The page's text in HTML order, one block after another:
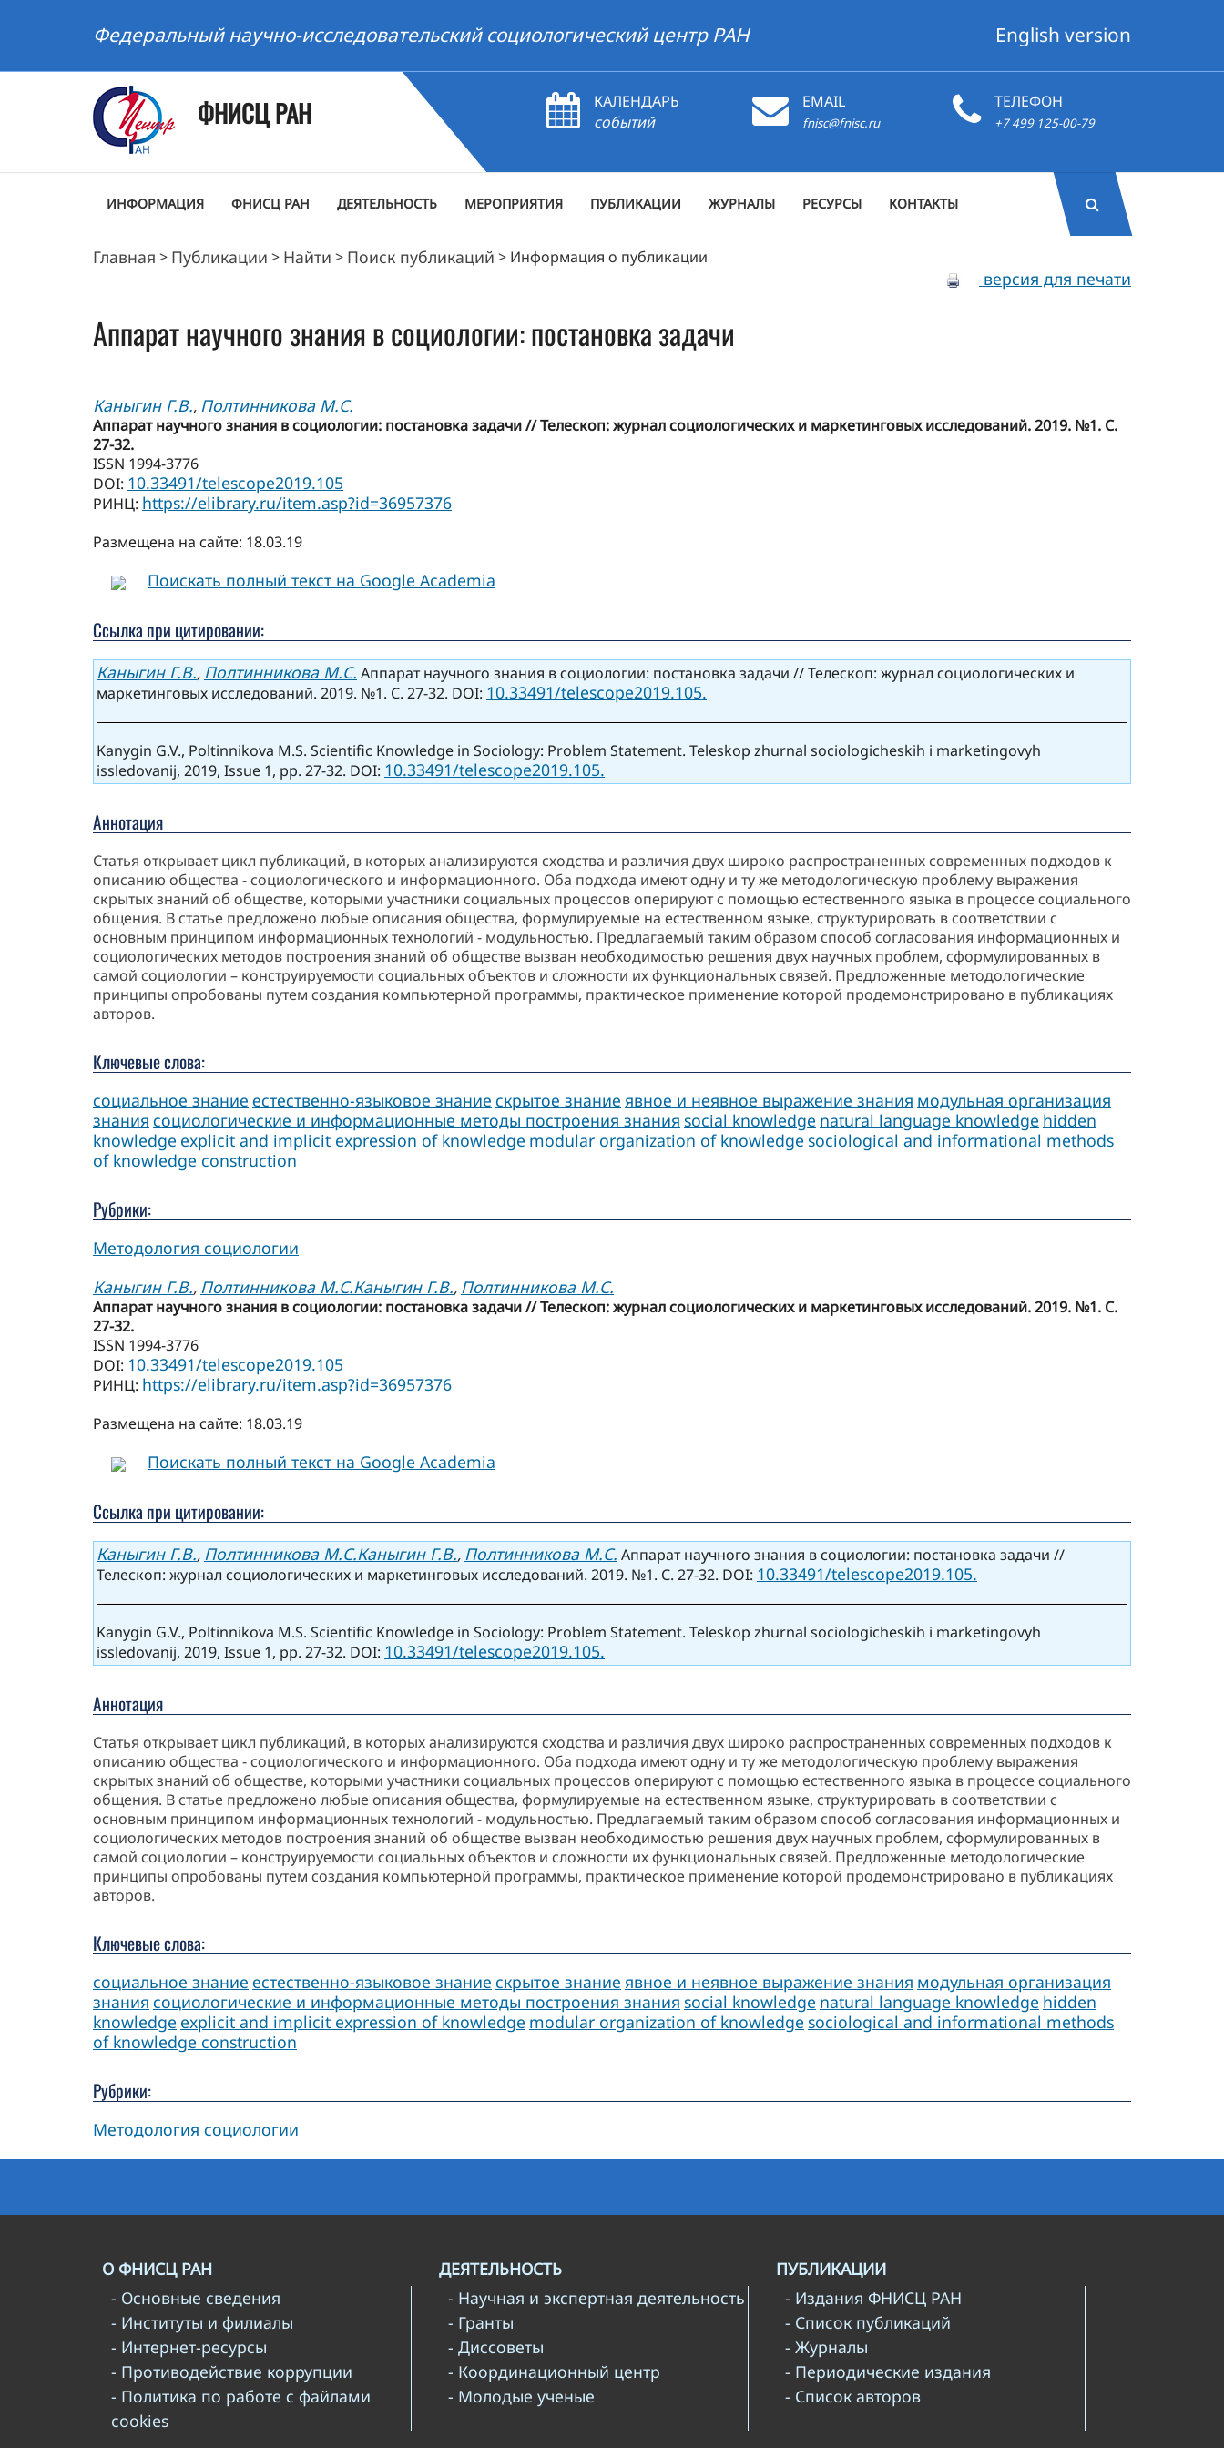
Федеральный научно-исследовательский социологический центр РАН English version
ФНИСЦ РАН
КАЛЕНДАРЬ
событий
EMAIL
fnisc@fnisc.ru
ТЕЛЕФОН
+7 499 125-00-79
ИНФОРМАЦИЯ ФНИСЦ РАН ДЕЯТЕЛЬНОСТЬ МЕРОПРИЯТИЯ ПУБЛИКАЦИИ ЖУРНАЛЫ РЕСУРСЫ КОНТАКТЫ
Главная > Публикации > Найти > Поиск публикаций > Информация о публикации
версия для печати
Аппарат научного знания в социологии: постановка задачи
Каныгин Г.В., Полтинникова М.С.
Аппарат научного знания в социологии: постановка задачи // Телескоп: журнал социологических и маркетинговых исследований. 2019. №1. С.
27-32.
ISSN 1994-3776
DOI: 10.33491/telescope2019.105
РИНЦ: https://elibrary.ru/item.asp?id=36957376
Размещена на сайте: 18.03.19
Поискать полный текст на Google Academia
Ссылка при цитировании:
Каныгин Г.В., Полтинникова М.С. Аппарат научного знания в социологии: постановка задачи // Телескоп: журнал социологических и
маркетинговых исследований. 2019. №1. С. 27-32. DOI: 10.33491/telescope2019.105.
Kanygin G.V., Poltinnikova M.S. Scientific Knowledge in Sociology: Problem Statement. Teleskop zhurnal sociologicheskih i marketingovyh
issledovanij, 2019, Issue 1, pp. 27-32. DOI: 10.33491/telescope2019.105.
Аннотация
Статья открывает цикл публикаций, в которых анализируются сходства и различия двух широко распространенных современных подходов к
описанию общества - социологического и информационного. Оба подхода имеют одну и ту же методологическую проблему выражения
скрытых знаний об обществе, которыми участники социальных процессов оперируют с помощью естественного языка в процессе социального
общения. В статье предложено любые описания общества, формулируемые на естественном языке, структурировать в соответствии с
основным принципом информационных технологий - модульностью. Предлагаемый таким образом способ согласования информационных и
социологических методов построения знаний об обществе вызван необходимостью решения двух научных проблем, сформулированных в
самой социологии – конструируемости социальных объектов и сложности их функциональных связей. Предложенные методологические
принципы опробованы путем создания компьютерной программы, практическое применение которой продемонстрировано в публикациях
авторов.
Ключевые слова:
социальное знание естественно-языковое знание скрытое знание явное и неявное выражение знания модульная организация
знания социологические и информационные методы построения знания social knowledge natural language knowledge hidden
knowledge explicit and implicit expression of knowledge modular organization of knowledge sociological and informational methods
of knowledge construction
Рубрики:
Методология социологии
Каныгин Г.В., Полтинникова М.С.Каныгин Г.В., Полтинникова М.С.
Аппарат научного знания в социологии: постановка задачи // Телескоп: журнал социологических и маркетинговых исследований. 2019. №1. С.
27-32.
ISSN 1994-3776
DOI: 10.33491/telescope2019.105
РИНЦ: https://elibrary.ru/item.asp?id=36957376
Размещена на сайте: 18.03.19
Поискать полный текст на Google Academia
Ссылка при цитировании:
Каныгин Г.В., Полтинникова М.С.Каныгин Г.В., Полтинникова М.С. Аппарат научного знания в социологии: постановка задачи //
Телескоп: журнал социологических и маркетинговых исследований. 2019. №1. С. 27-32. DOI: 10.33491/telescope2019.105.
Kanygin G.V., Poltinnikova M.S. Scientific Knowledge in Sociology: Problem Statement. Teleskop zhurnal sociologicheskih i marketingovyh
issledovanij, 2019, Issue 1, pp. 27-32. DOI: 10.33491/telescope2019.105.
Аннотация
Статья открывает цикл публикаций, в которых анализируются сходства и различия двух широко распространенных современных подходов к
описанию общества - социологического и информационного. Оба подхода имеют одну и ту же методологическую проблему выражения
скрытых знаний об обществе, которыми участники социальных процессов оперируют с помощью естественного языка в процессе социального
общения. В статье предложено любые описания общества, формулируемые на естественном языке, структурировать в соответствии с
основным принципом информационных технологий - модульностью. Предлагаемый таким образом способ согласования информационных и
социологических методов построения знаний об обществе вызван необходимостью решения двух научных проблем, сформулированных в
самой социологии – конструируемости социальных объектов и сложности их функциональных связей. Предложенные методологические
принципы опробованы путем создания компьютерной программы, практическое применение которой продемонстрировано в публикациях
авторов.
Ключевые слова:
социальное знание естественно-языковое знание скрытое знание явное и неявное выражение знания модульная организация
знания социологические и информационные методы построения знания social knowledge natural language knowledge hidden
knowledge explicit and implicit expression of knowledge modular organization of knowledge sociological and informational methods
of knowledge construction
Рубрики:
Методология социологии
О ФНИСЦ РАН
- Основные сведения
- Институты и филиалы
- Интернет-ресурсы
- Противодействие коррупции
- Политика по работе с файлами
cookies
ДЕЯТЕЛЬНОСТЬ
- Научная и экспертная деятельность
- Гранты
- Диссоветы
- Координационный центр
- Молодые ученые
ПУБЛИКАЦИИ
- Издания ФНИСЦ РАН
- Список публикаций
- Журналы
- Периодические издания
- Список авторов